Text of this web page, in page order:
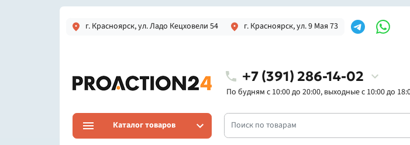
г. Красноярск, ул. Ладо Кецховели 54 г. Красноярск, ул. 9 Мая 73
+7 (391) 286-14-02
По будням с 10:00 до 20:00, выходные с 10:00 до
Каталог товаров